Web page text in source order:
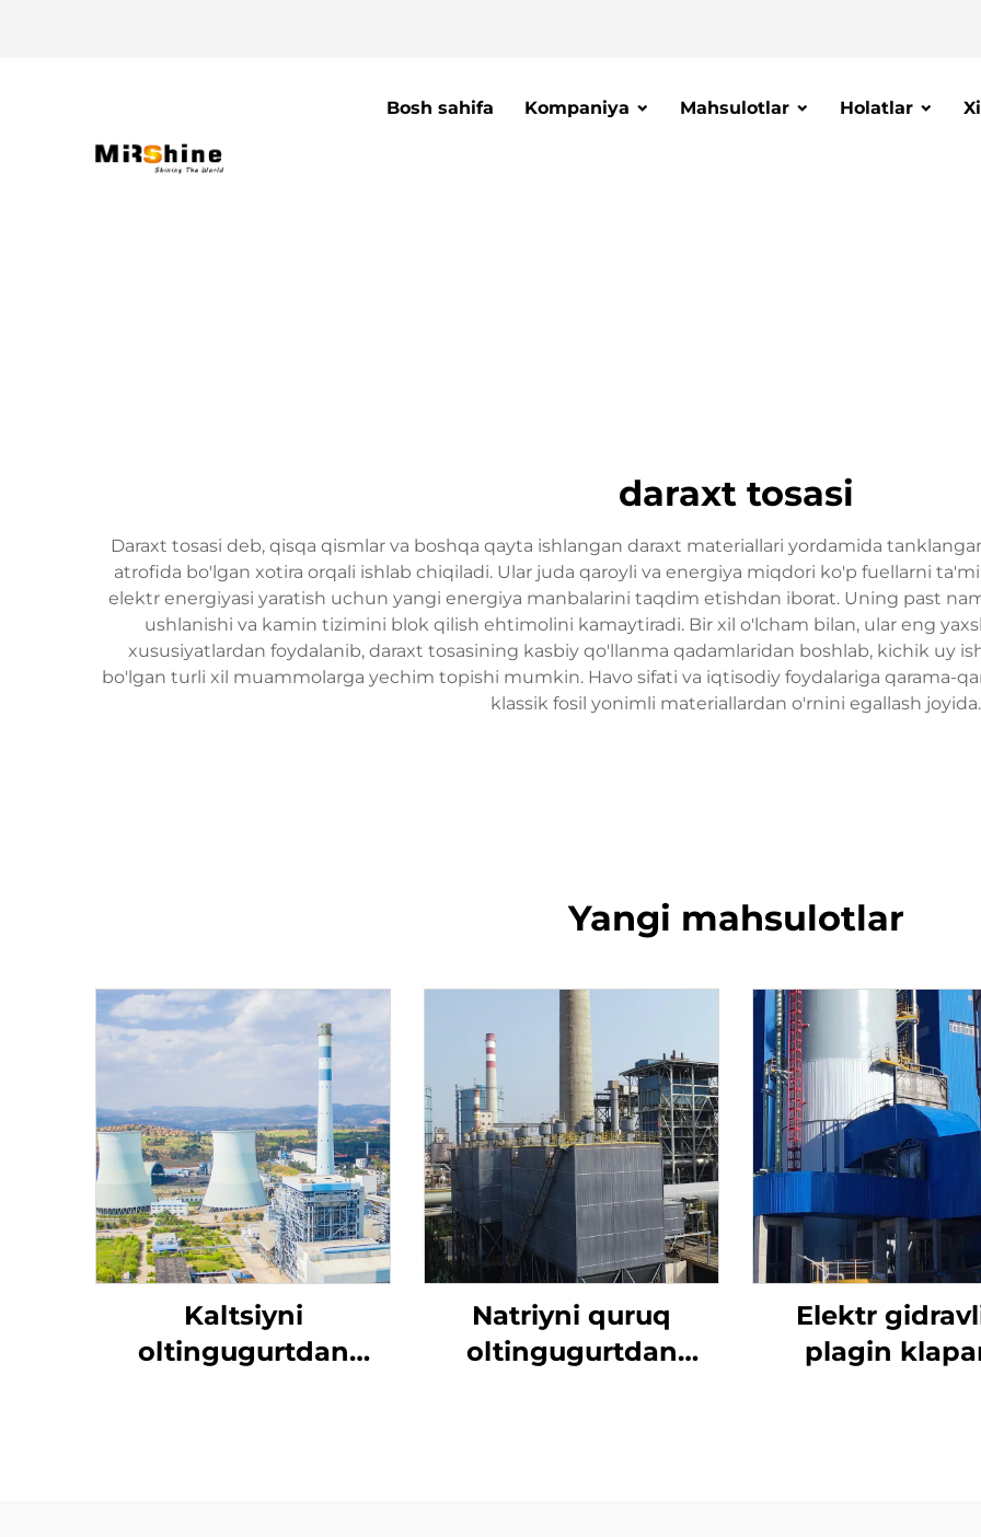
Bosh sahifa Kompaniya Mahsulotlar Holatlar
daraxt tosasi
Daraxt tosasi deb, qisqa qismlar va boshqa qayta ishlangan daraxt materiallari yordamida
atrofida bo'lgan xotira orqali ishlab chiqiladi. Ular juda qaroyli va energiya miqdori ko'p fuellarni
elektr energiyasi yaratish uchun yangi energiya manbalarini taqdim etishdan iborat. Uning past
ushlanishi va kamin tizimini blok qilish ehtimolini kamaytiradi. Bir xil o'lcham bilan, ular eng
xususiyatlardan foydalanib, daraxt tosasining kasbiy qo'llanma qadamlaridan boshlab, kichik uy
bo'lgan turli xil muammolarga yechim topishi mumkin. Havo sifati va iqtisodiy foydalariga qarama-
klassik fosil yonimli materiallardan o'rnini egallash joyida.
Yangi mahsulotlar
Kaltsiyni
oltingugurtdan
Natriyni quruq
oltingugurtdan
Elektr
plagin